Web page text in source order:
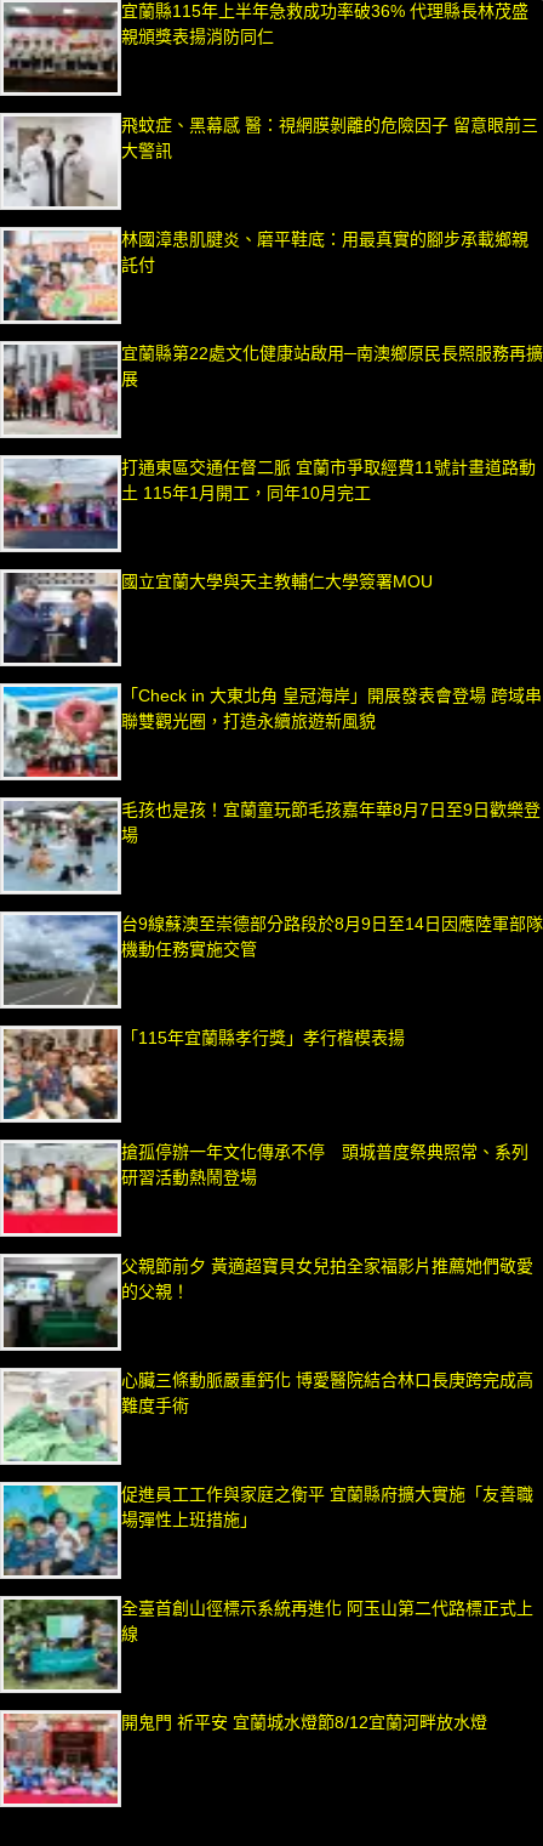
宜蘭縣115年上半年急救成功率破36% 代理縣長林茂盛
親頒獎表揚消防同仁
飛蚊症、黑幕感 醫：視網膜剝離的危險因子 留意眼前三
大警訊
林國漳患肌腱炎、磨平鞋底：用最真實的腳步承載鄉親
託付
宜蘭縣第22處文化健康站啟用─南澳鄉原民長照服務再擴
展
打通東區交通任督二脈 宜蘭市爭取經費11號計畫道路動
土 115年1月開工，同年10月完工
國立宜蘭大學與天主教輔仁大學簽署MOU
「Check in 大東北角 皇冠海岸」開展發表會登場 跨域串
聯雙觀光圈，打造永續旅遊新風貌
毛孩也是孩！宜蘭童玩節毛孩嘉年華8月7日至9日歡樂登
場
台9線蘇澳至崇德部分路段於8月9日至14日因應陸軍部隊
機動任務實施交管
「115年宜蘭縣孝行獎」孝行楷模表揚
搶孤停辦一年文化傳承不停 頭城普度祭典照常、系列
研習活動熱鬧登場
父親節前夕 黃適超寶貝女兒拍全家福影片推薦她們敬愛
的父親！
心臟三條動脈嚴重鈣化 博愛醫院結合林口長庚跨完成高
難度手術
促進員工工作與家庭之衡平 宜蘭縣府擴大實施「友善職
場彈性上班措施」
全臺首創山徑標示系統再進化 阿玉山第二代路標正式上
線
開鬼門 祈平安 宜蘭城水燈節8/12宜蘭河畔放水燈